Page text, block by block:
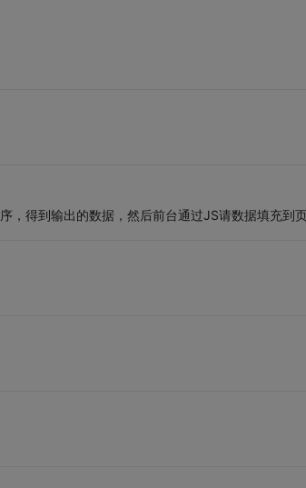
得到输出的数据，然后前台通过JS请数据填充到页